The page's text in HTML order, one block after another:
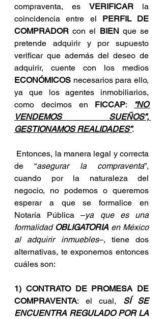
compraventa, es VERIFICAR la
coincidencia entre el PERFIL DE
COMPRADOR con el BIEN que se
pretende adquirir y por supuesto
verificar que además del deseo de
ECONÓMICOS necesarios para ello,
ya que los agentes inmobiliarios,
como decimos en FICCAP:
“NO
VENDEMOS SUEÑOS”,
GESTIONAMOS REALIDADES”.
de “asegurar la compraventa”,
cuando por la naturaleza del
negocio, no podemos o queremos
esperar a que se formalice en
Notaría Pública –ya que es una
formalidad OBLIGATORIA en México
al adquirir inmuebles–, tiene dos
alternativas, te exponemos entonces
cuáles son:
1) CONTRATO DE PROMESA DE
COMPRAVENTA: el cual, SÍ SE
ENCUENTRA REGULADO POR LA